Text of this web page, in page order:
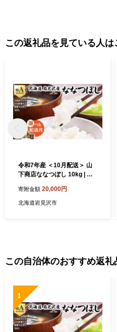
返礼品発送まで ご寄附に係る
程度 銀行振込 ：入金当日から翌営業
にあたって 一度、納入いただ
ることはできませんので、返礼
数量、お届け時期などを十分ご
たします。
この返礼品を見ている人
令和7年産 ＜10月配送＞ 山
下商店ななつぼし 10kg | 北
白米 お米 岩見沢市【a164-0
03-10】
寄附金額 20,000円
北海道岩見沢市
この自治体のおすすめ返礼
1